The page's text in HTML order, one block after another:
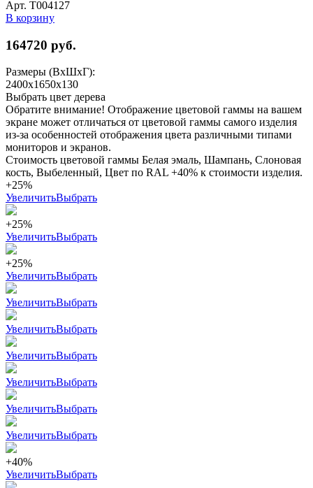
Арт. Т004127
В корзину
164720 руб.
Размеры (ВхШхГ):
2400x1650x130
Выбрать цвет дерева
Обратите внимание! Отображение цветовой гаммы на вашем
экране может отличаться от цветовой гаммы самого изделия
из-за особенностей отображения цвета различными типами
мониторов и экранов.
Стоимость цветовой гаммы Белая эмаль, Шампань, Слоновая
кость, Выбеленный, Цвет по RAL +40% к стоимости изделия.
+25%
УвеличитьВыбрать
+25%
УвеличитьВыбрать
+25%
УвеличитьВыбрать
УвеличитьВыбрать
УвеличитьВыбрать
УвеличитьВыбрать
УвеличитьВыбрать
УвеличитьВыбрать
УвеличитьВыбрать
+40%
УвеличитьВыбрать